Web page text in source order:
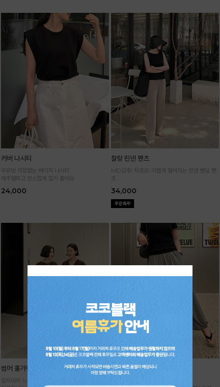
커버 나시티
부유방 걱정없는 베이직 나시티
캐주얼하고 멋스럽게 입기 좋아요
24,000
찰랑 린넨 팬츠
MD강추! 차르르-가볍게 떨어지는 린넨 밴딩 팬
츠
34,000
썸머 홀가먼트 니트
입자마자 느껴지는 고급스러움,
기획 썸머 하렘 팬츠